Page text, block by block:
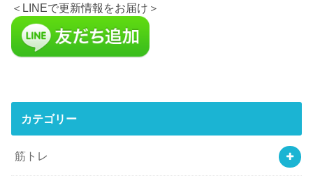
＜LINEで更新情報をお届け＞
カテゴリー
筋トレ